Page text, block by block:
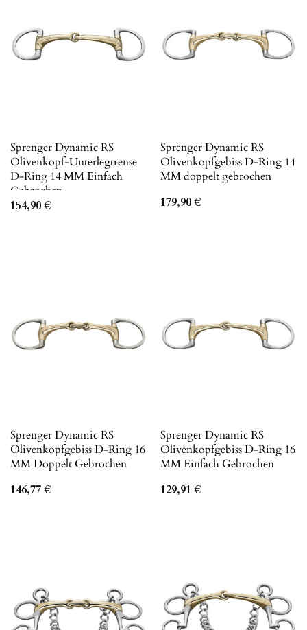
Sprenger Dynamic RS
Olivenkopf-Unterlegtrense
D-Ring 14 MM Einfach
Gebrochen
154,90€
Sprenger Dynamic RS
Olivenkopfgebiss D-Ring 14
MM doppelt gebrochen
179,90€
Sprenger Dynamic RS
Olivenkopfgebiss D-Ring 16
MM Doppelt Gebrochen
146,77€
Sprenger Dynamic RS
Olivenkopfgebiss D-Ring 16
MM Einfach Gebrochen
129,91 €